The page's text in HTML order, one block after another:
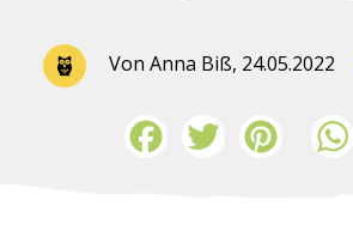
Von Anna Biß, 24.05.2022
FacebookTwitter Pinterest